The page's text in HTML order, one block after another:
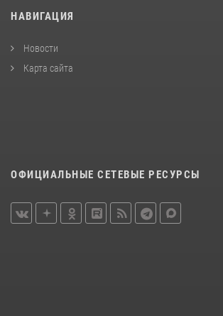
НАВИГАЦИЯ
Новости
Карта сайта
ОФИЦИАЛЬНЫЕ СЕТЕВЫЕ РЕСУРСЫ